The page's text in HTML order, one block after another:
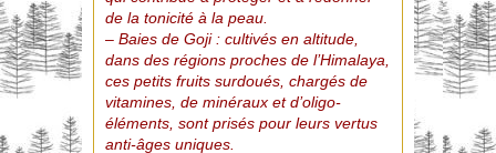
de la tonicité à la peau.
– Baies de Goji : cultivés en altitude,
dans des régions proches de l’Himalaya,
ces petits fruits surdoués, chargés de
vitamines, de minéraux et d’oligo-
éléments, sont prisés pour leurs vertus
anti-âges uniques.